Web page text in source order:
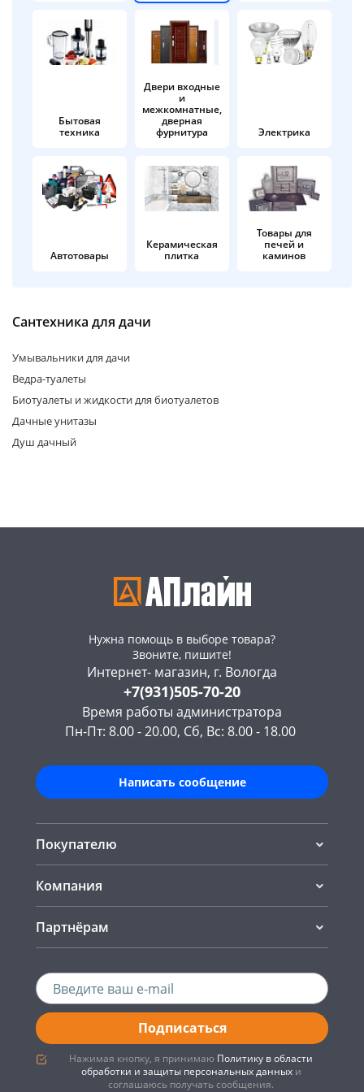
Бытовая
техника
Двери входные
и
межкомнатные,
дверная
фурнитура
Электрика
Автотовары
Керамическая
плитка
Товары для
печей и
каминов
Сантехника для дачи
Умывальники для дачи
Ведра-туалеты
Биотуалеты и жидкости для биотуалетов
Дачные унитазы
Душ дачный
Нужна помощь в выборе товара?
Звоните, пишите!
Интернет- магазин, г. Вологда
+7(931)505-70-20
Время работы администратора
Пн-Пт: 8.00 - 20.00, Сб, Вс: 8.00 - 18.00
Написать сообщение
Покупателю
Компания
Партнёрам
Подписаться
Нажимая кнопку, я принимаю Политику в области
обработки и защиты персональных данныхи
соглашаюсь получать сообщения.
об оплате Плайтом
раз в 2
недели
Остались вопросы?
8 800 302-02-51
plait.ru